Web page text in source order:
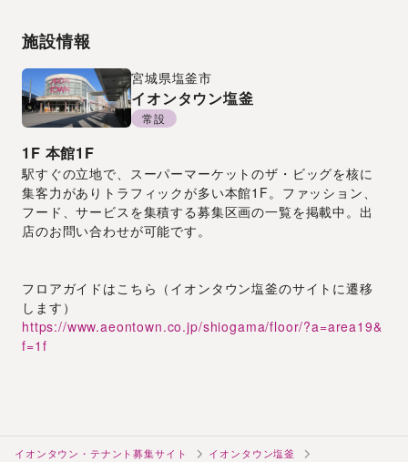
施設情報
宮城県塩釜市
イオンタウン塩釜
常設
1F 本館1F
駅すぐの立地で、スーパーマーケットのザ・ビッグを核に
集客力がありトラフィックが多い本館1F。ファッション、
フード、サービスを集積する募集区画の一覧を掲載中。出
店のお問い合わせが可能です。
フロアガイドはこちら（イオンタウン塩釜のサイトに遷移
します）
https://www.aeontown.co.jp/shiogama/floor/?a=area19&
f=1f
イオンタウン・テナント募集サイト
イオンタウン塩釜